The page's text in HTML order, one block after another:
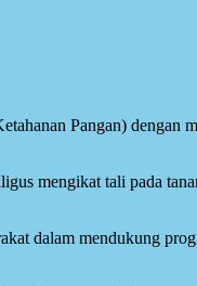
Pangan) dengan
mengikat tali pada
dalam mendukung